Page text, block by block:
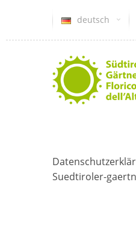
deutsch
Suedtiroler-